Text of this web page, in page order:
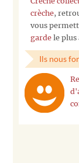
crèche,
vous
garde le plus
Ils nous